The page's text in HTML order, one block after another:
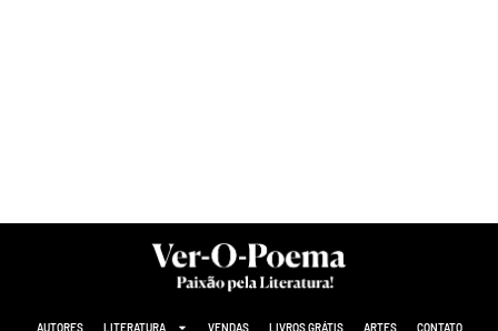
AUTORES LITERATURA VENDAS LIVROS GRÁTIS ARTES CONTATO